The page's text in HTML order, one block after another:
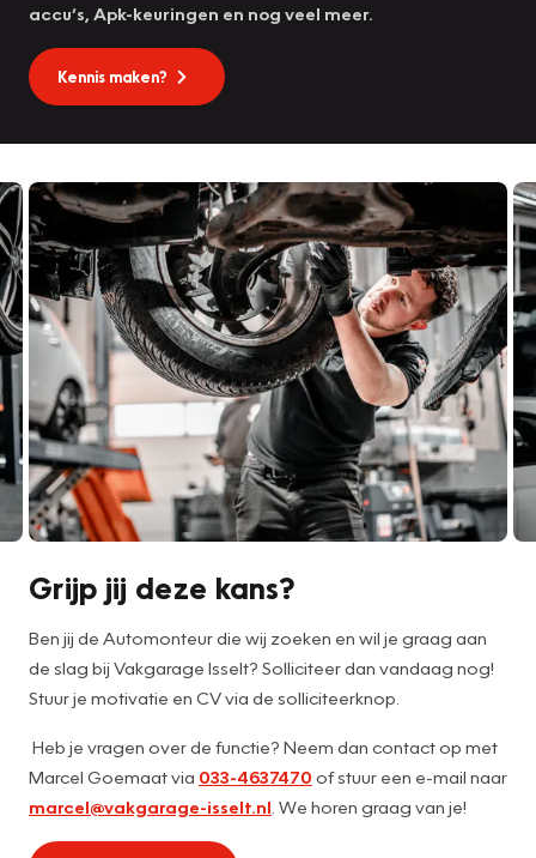
accu’s, Apk-keuringen en nog veel meer.
Kennis maken?
Grijp jij deze kans?
Ben jij de Automonteur die wij zoeken en wil je graag aan
de slag bij Vakgarage Isselt? Solliciteer dan vandaag nog!
Stuur je motivatie en CV via de solliciteerknop.
Heb je vragen over de functie? Neem dan contact op met
Marcel Goemaat via 033-4637470 of stuur een e-mail naar
marcel@vakgarage-isselt.nl . We horen graag van je!